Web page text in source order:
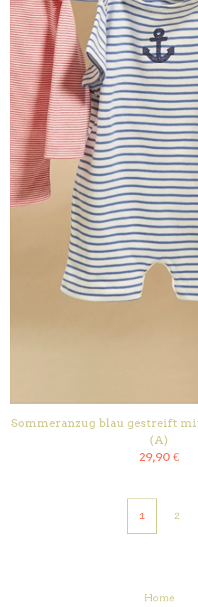
Sommeranzug blau gestreift
(A)
29,90 €
1 2
Home